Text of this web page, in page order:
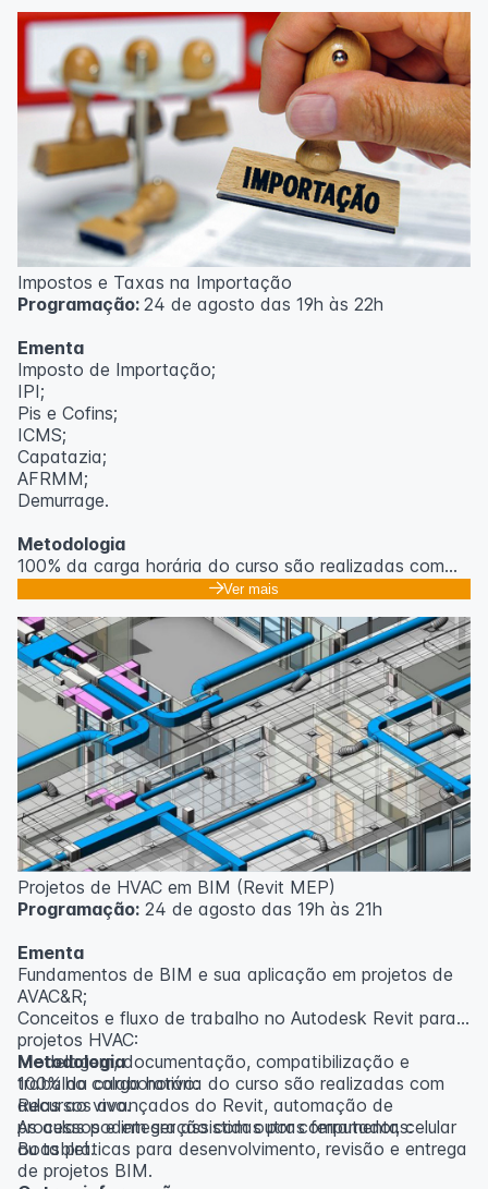
Impostos e Taxas na Importação
Programação: 24 de agosto das 19h às 22h
Ementa
Imposto de Importação;
IPI;
Pis e Cofins;
ICMS;
Capatazia;
AFRMM;
Demurrage.
Metodologia
100% da carga horária do curso são realizadas com
ou tablet.
Outras informações
O curso pode sofrer alteração de dados e horário e os
inscritos serão avisados ​​antecipadamente.
O IPETEC reserva-se o direito de não realizar o curso
caso não atinja o número mínimo de 20 inscritos.
Professor(a):Gabriel Damasceno
Ver mais
Projetos de HVAC em BIM (Revit MEP)
Programação: 24 de agosto das 19h às 21h
Ementa
Fundamentos de BIM e sua aplicação em projetos de
AVAC&R;
Conceitos e fluxo de trabalho no Autodesk Revit para
projetos HVAC:
Modelagem, documentação, compatibilização e
trabalho colaborativo:
Recursos avançados do Revit, automação de
processos e integração com outras ferramentas:
Boas práticas para desenvolvimento, revisão e entrega
de projetos BIM.
Metodologia
100% da carga horária do curso são realizadas com
aulas ao vivo.
As aulas podem ser assistidas por computador, celular
ou tablet.